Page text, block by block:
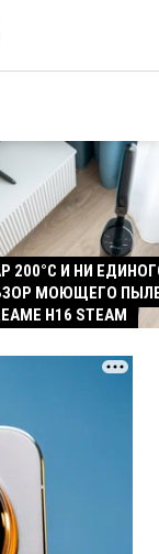
200°C И НИ
МОЮЩЕГО
H16 STEAM